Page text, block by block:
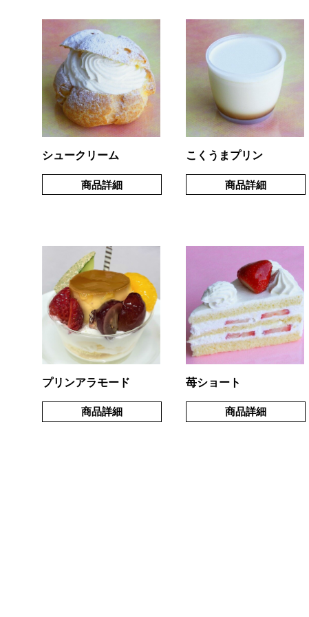
シュークリーム
商品詳細
こくうまプリン
商品詳細
プリンアラモード
商品詳細
苺ショート
商品詳細